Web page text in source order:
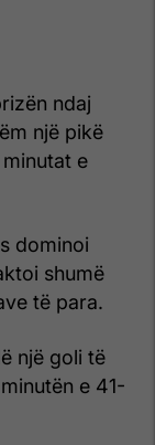
ndaj
një pikë
e
dominoi
shumë
të para.
një goli të
e 41-